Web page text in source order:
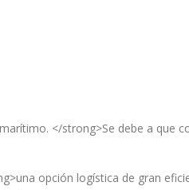
</strong>Se debe a que
opción logística de gran